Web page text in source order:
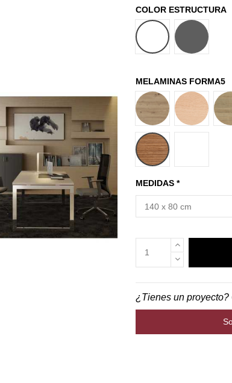
COLOR ESTRUCTURA
BLANCO
GRIS
MELAMINAS FORMA5
ROBLE AMAZONAS
HAYA
NOGAL
MEDIDAS *
¿Tienes un proyecto?